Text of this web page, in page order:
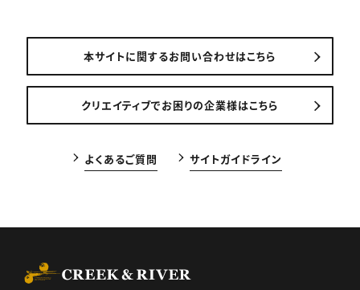
本サイトに関するお問い合わせはこちら
クリエイティブでお困りの企業様はこちら
よくあるご質問 サイトガイドライン